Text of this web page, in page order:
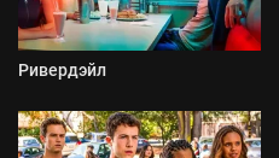
Ривердэйл